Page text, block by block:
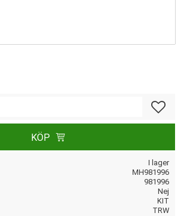
KÖP
I lager
MH981996
981996
Nej
KIT
TRW